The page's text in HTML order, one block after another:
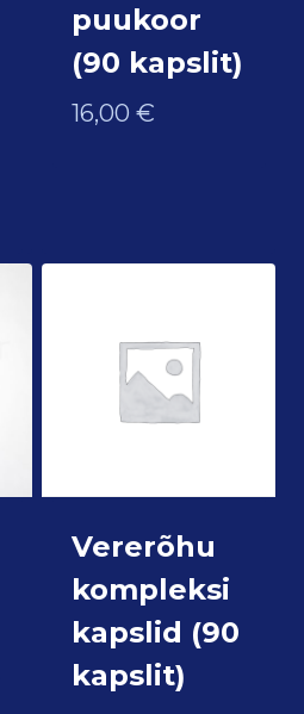
puukoor
(90 kapslit)
16,00 €
Vererõhu
kompleksi
kapslid (90
kapslit)